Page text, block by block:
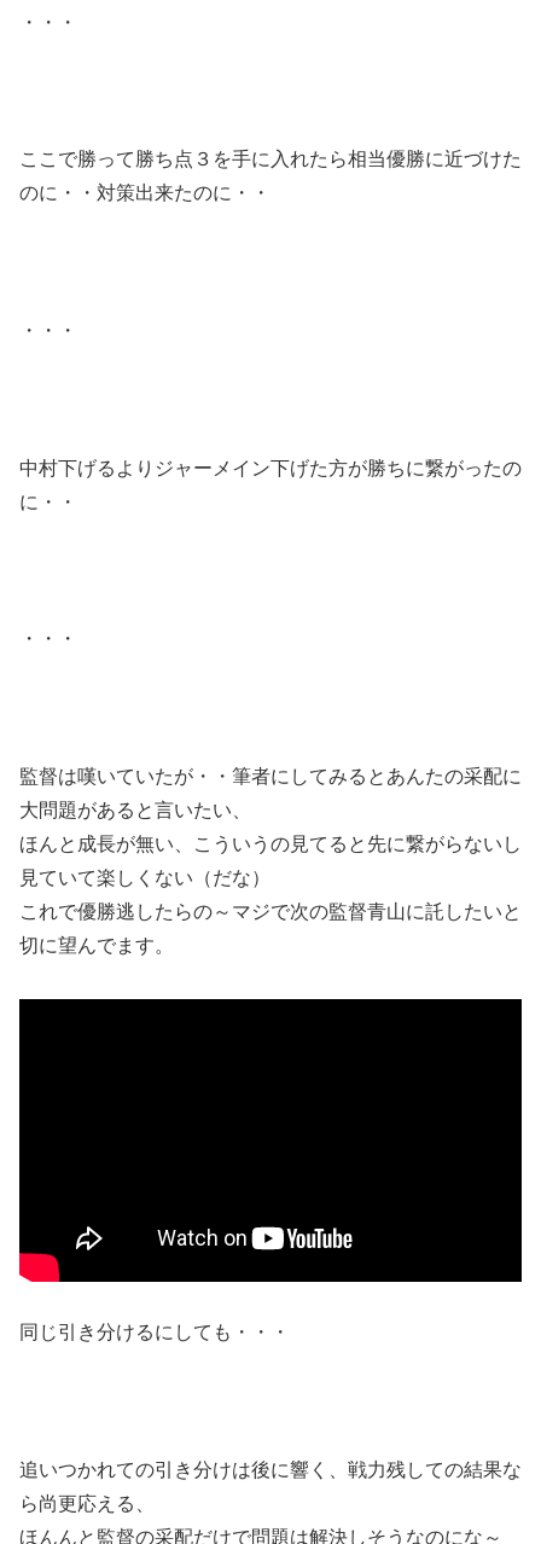
・・・
ここで勝って勝ち点３を手に入れたら相当優勝に近づけた
のに・・対策出来たのに・・
・・・
中村下げるよりジャーメイン下げた方が勝ちに繋がったの
に・・
・・・
監督は嘆いていたが・・筆者にしてみるとあんたの采配に
大問題があると言いたい、
ほんと成長が無い、こういうの見てると先に繋がらないし
見ていて楽しくない（だな）
これで優勝逃したらの～マジで次の監督青山に託したいと
切に望んでます。
同じ引き分けるにしても・・・
追いつかれての引き分けは後に響く、戦力残しての結果な
ら尚更応える、
ほんんと監督の采配だけで問題は解決しそうなのにな～